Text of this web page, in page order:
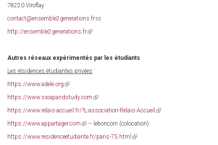
78220 Viroflay
contact@ensemble2generations.fr(link
http://ensemble2generations.fr(link
Autres réseaux expérimentés par les étudiants
Les résidences étudiantes privées :
https://www.adele.org (link
external)
https://www.swapandstudy.com (link
external)
https://www.relais-accueil.fr/?L-association-Relais-Accueil (link
https://www.appartager.com (link
external)
– leboncoin (colocation)
https://www.residenceetudiante.fr/paris-75.html (link